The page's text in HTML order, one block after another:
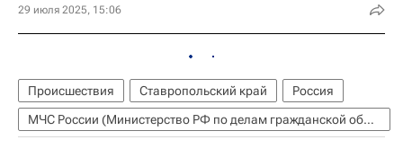
29 июля 2025, 15:06
Происшествия Ставропольский край
Россия
МЧС России (Министерство РФ по делам гражданской обороны, чрезвычайным ситуациям и ликвидации последствий стихийных бедствий)